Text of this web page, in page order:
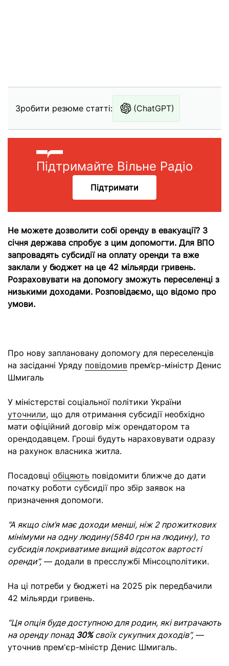
Зробити резюме статті: (ChatGPT)
Підтримайте Вільне Радіо
Підтримати
Не можете дозволити собі оренду в евакуації? З
січня держава спробує з цим допомогти. Для ВПО
запровадять субсидії на оплату оренди та вже
заклали у бюджет на це 42 мільярди гривень.
Розраховувати на допомогу зможуть переселенці з
низькими доходами. Розповідаємо, що відомо про
умови.
Про нову заплановану допомогу для переселенців
на засіданні Уряду повідомив прем’єр-міністр Денис
Шмигаль
У міністерстві соціальної політики України
уточнили, що для отримання субсидії необхідно
мати офіційний договір між орендатором та
орендодавцем. Гроші будуть нараховувати одразу
на рахунок власника житла.
Посадовці обіцяють повідомити ближче до дати
початку роботи субсидії про збір заявок на
призначення допомоги.
“А якщо сім’я має доходи менші, ніж 2 прожиткових
мінімуми на одну людину(5840 грн на людину), то
субсидія покриватиме вищий відсоток вартості
оренди”, — додали в пресслужбі Мінсоцполітики.
На ці потреби у бюджеті на 2025 рік передбачили
42 мільярди гривень.
“Ця опція буде доступною для родин, які витрачають
на оренду понад 30%своїх сукупних доходів”, —
уточнив премʼєр-міністр Денис Шмигаль.